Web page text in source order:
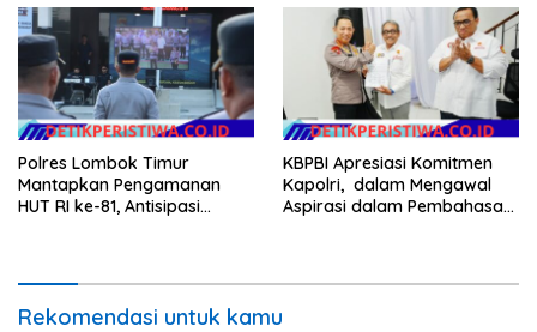
Polres Lombok Timur
Mantapkan Pengamanan
HUT RI ke-81, Antisipasi
KBPBI Apresiasi Komitmen
Kapolri, dalam Mengawal
Aspirasi dalam Pembahasan
Rekomendasi untuk kamu